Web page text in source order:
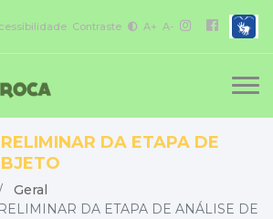
Contraste A+ A-
DA ETAPA DE
Geral
DA ETAPA DE ANÁLISE DE